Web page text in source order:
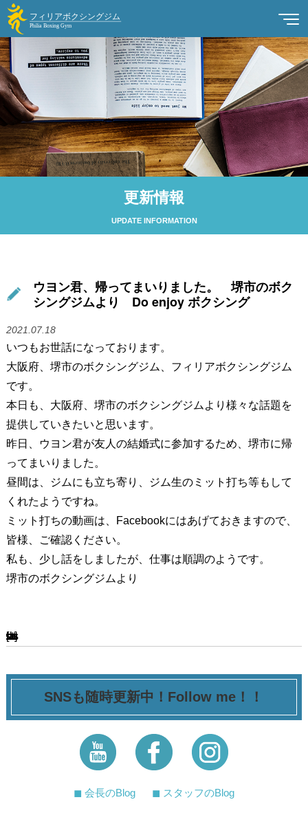
更新情報
UPDATE INFORMATION
ウヨン君、帰ってまいりました。 堺市のボク
シングジムより Do enjoy ボクシング
2021.07.18
いつもお世話になっております。
大阪府、堺市のボクシングジム、フィリアボクシングジム
です。
本日も、大阪府、堺市のボクシングジムより様々な話題を
提供していきたいと思います。
昨日、ウヨン君が友人の結婚式に参加するため、堺市に帰
ってまいりました。
昼間は、ジムにも立ち寄り、ジム生のミット打ち等もして
くれたようですね。
ミット打ちの動画は、Facebookにはあげておきますので、
皆様、ご確認ください。
私も、少し話をしましたが、仕事は順調のようです。
堺市のボクシングジムより
[ssba-buttons]
SNSも随時更新中！Follow me！！
◼︎ 会長のBlog ◼︎ スタッフのBlog